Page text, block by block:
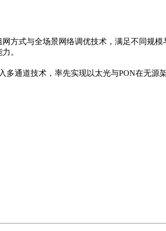
方式与全场景网络调优技术，满足不同规
。
多通道技术，率先实现以太光与PON在无源